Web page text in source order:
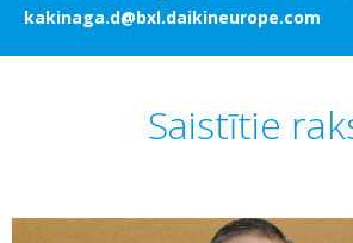
kakinaga.d@bxl.daikineurope.com
Saistītie